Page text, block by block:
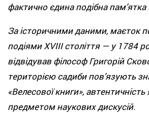
фактично єдина подібна пам’ятка
За історичними даними, маєток
подіями XVIII століття — у 1784
відвідував філософ Григорій
територією садиби пов’язують
«Велесової книги»,
предметом наукових дискусій.